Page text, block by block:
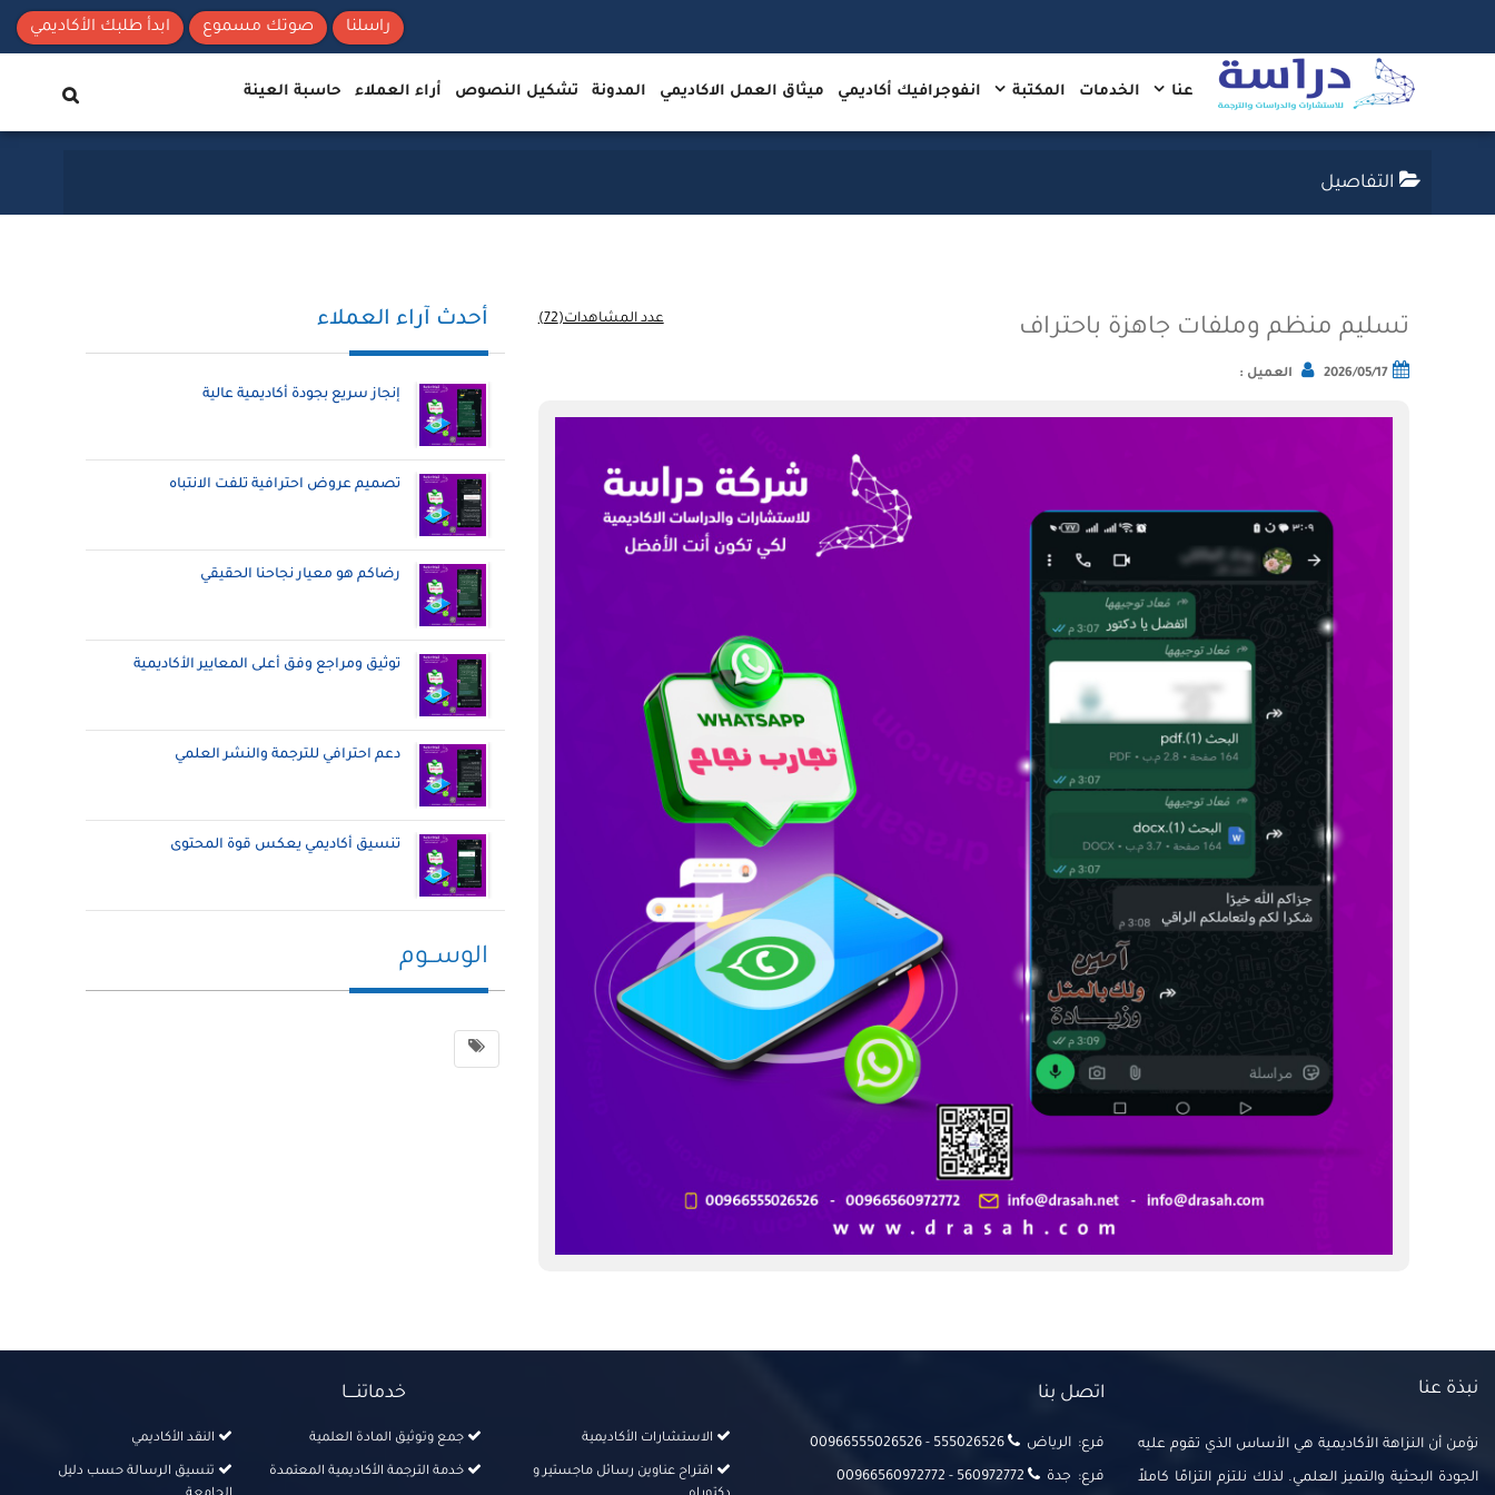
ابدأ طلبك الأكاديمي صوتك مسموع راسلنا
عنا الخدمات المكتبة انفوجرافيك أكاديمي ميثاق العمل الاكاديمي المدونة تشكيل النصوص أراء العملاء حاسبة العينة
التفاصيل
تسليم منظم وملفات جاهزة باحتراف
2026/05/17 العميل :
عدد المشاهدات(72) أحدث آراء العملاء
إنجاز سريع بجودة أكاديمية عالية
تصميم عروض احترافية تلفت الانتباه
رضاكم هو معيار نجاحنا الحقيقي
توثيق ومراجع وفق أعلى المعايير الأكاديمية
دعم احترافي للترجمة والنشر العلمي
تنسيق أكاديمي يعكس قوة المحتوى
الوســوم
نبذة عنا
نؤمن أن النزاهة الأكاديمية هي الأساس الذي تقوم عليه
الجودة البحثية والتميز العلمي. لذلك نلتزم التزامًا كاملاً
اتصل بنا
فرع: الرياض 00966555026526‬‬ - 555026526‬‬
فرع: جدة 00966560972772 - 560972772
خدماتنــــا
الاستشارات الأكاديمية
اقتراح عناوين رسائل ماجستير و
جمع وتوثيق المادة العلمية
خدمة الترجمة الأكاديمية المعتمدة
النقد الأكاديمي
تنسيق الرسالة حسب دليل